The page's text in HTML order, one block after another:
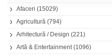
Afaceri (15029)
Agricultură (794)
Arhitectură / Design (221)
Artă & Entertainment(1096)